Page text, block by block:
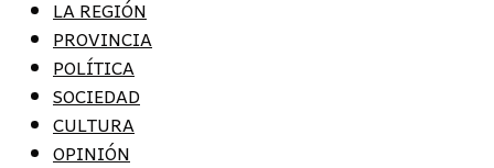
LA REGIÓN
PROVINCIA
POLÍTICA
SOCIEDAD
CULTURA
OPINIÓN